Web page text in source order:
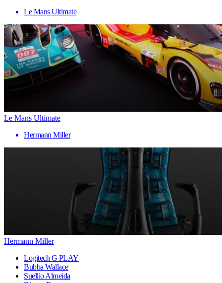
Le Mans Ultimate
Le Mans Ultimate
Hermann Miller
Hermann Miller
Logitech G PLAY
Bubba Wallace
Suellio Almeida